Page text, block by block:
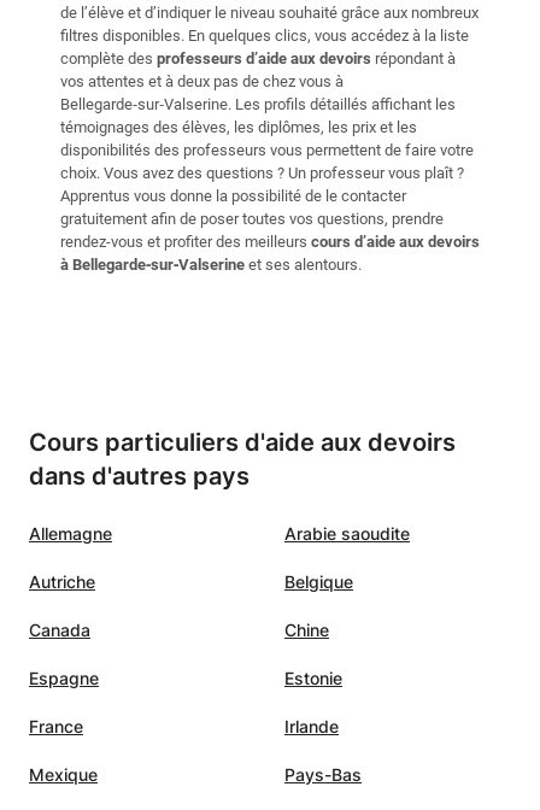
de l’élève et d’indiquer le niveau souhaité grâce aux nombreux
filtres disponibles. En quelques clics, vous accédez à la liste
complète des professeurs d’aide aux devoirs répondant à
vos attentes et à deux pas de chez vous à
Bellegarde‑sur‑Valserine. Les profils détaillés affichant les
témoignages des élèves, les diplômes, les prix et les
disponibilités des professeurs vous permettent de faire votre
choix. Vous avez des questions ? Un professeur vous plaît ?
Apprentus vous donne la possibilité de le contacter
gratuitement afin de poser toutes vos questions, prendre
rendez-vous et profiter des meilleurs cours d’aide aux devoirs
à Bellegarde‑sur‑Valserine et ses alentours.
Cours particuliers d'aide aux devoirs
dans d'autres pays
Allemagne Arabie saoudite
Autriche Belgique
Canada Chine
Espagne Estonie
France Irlande
Mexique Pays-Bas